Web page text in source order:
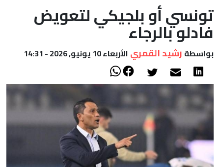
أعمدة
تونسي أو بلجيكي لتعويض
فادلو بالرجاء
بواسطة رشيد القمري الأربعاء 10 يونيو, 2026 - 14:31